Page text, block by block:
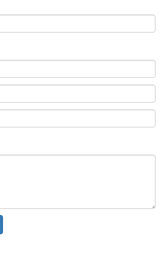
¿Qué es la tecnología de desgasificación de lodos de baterías ultrasónicas?
sobre la extracción de antioxidantes y